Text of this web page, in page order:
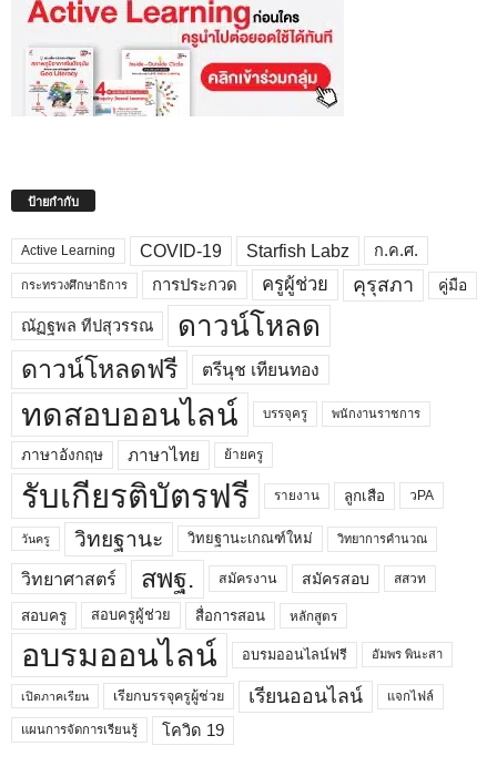
ป้ายกำกับ
Active Learning COVID-19 Starfish Labz ก.ค.ศ.
กระทรวงศึกษาธิการ การประกวด ครูผู้ช่วย คุรุสภา คู่มือ
ณัฏฐพล ทีปสุวรรณ ดาวน์โหลด
ดาวน์โหลดฟรี ตรีนุช เทียนทอง
ทดสอบออนไลน์ บรรจุครู พนักงานราชการ
ภาษาอังกฤษ ภาษาไทย ย้ายครู
รับเกียรติบัตรฟรี รายงาน ลูกเสือ วPA
วันครู วิทยฐานะ วิทยฐานะเกณฑ์ใหม่ วิทยาการคำนวณ
วิทยาศาสตร์ สพฐ. สมัครงาน สมัครสอบ สสวท
สอบครู สอบครูผู้ช่วย สื่อการสอน หลักสูตร
อบรมออนไลน์ อบรมออนไลน์ฟรี อัมพร พินะสา
เปิดภาคเรียน เรียกบรรจุครูผู้ช่วย เรียนออนไลน์ แจกไฟล์
แผนการจัดการเรียนรู้ โควิด 19